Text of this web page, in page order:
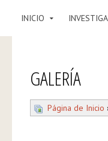
INICIO
GALERÍA
Página de Inicio